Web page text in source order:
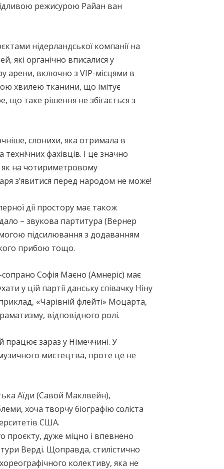
режисурою Райан ван
нідерландської компанії на
які органічно вписалися у
арени, включно з VIP-місцями в
хвилею тканини, що імітує
що таке рішення не збігається з
слонихи, яка отримала в
фахівців. І це значно
як на чотириметровому
з’явитися перед народом не може!
дії простору має також
– звукова партитура (Вернер
підсилювання з додаванням
прибою тощо.
Софія Маєно (Амнеріс) має
у цій партії данську співачку Ніну
«Чарівній флейті» Моцарта,
відповідного ролі.
працює зараз у Німеччині. У
мистецтва, проте це не
Аїди (Савой Маклвейн),
хоча творчу біографію соліста
США.
проєкту, дуже міцно і впевнено
Верді. Щоправда, стилістично
колективу, яка не